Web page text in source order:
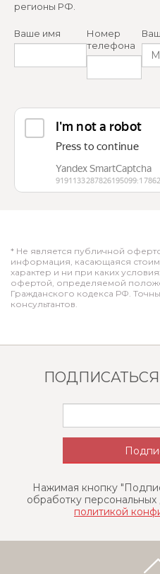
регионы РФ.
Ваше имя
Номер
телефона
* Не является публичной
информация, касающаяся
характер и ни при каких
офертой, определяемой
Гражданского кодекса РФ.
консультантов.
Нажимая кнопку
обработку
политикой